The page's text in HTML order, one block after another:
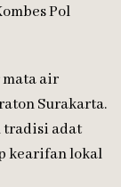
Pol
air
Surakarta.
tradisi adat
kearifan lokal